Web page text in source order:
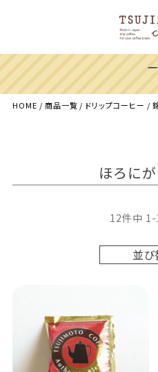
一部地域への
HOME 商品一覧 ドリップコーヒー
ほろに
並び
12件中 1 -